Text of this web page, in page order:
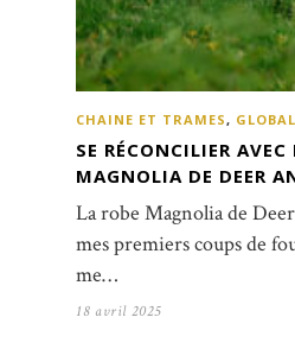
CHAINE ET TRAMES, GLOBAL
SE RÉCONCILIER AVEC
MAGNOLIA DE DEER
La robe Magnolia de
mes premiers coups de
me…
18 avril 2025